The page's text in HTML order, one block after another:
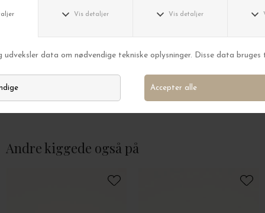
Ring Cecilia, Forgyldt
Andre kiggede også på